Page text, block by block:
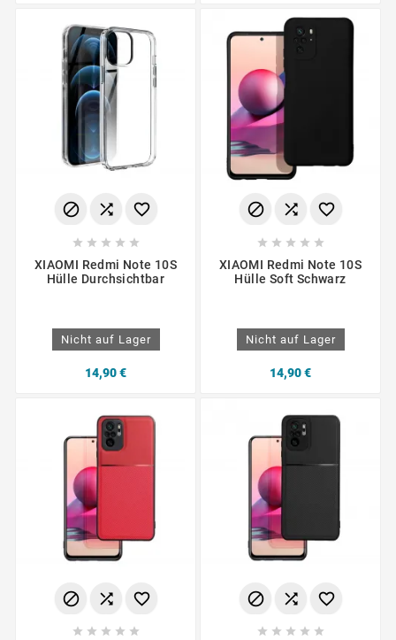
  
    
XIAOMI Redmi Note 10S
Hülle Durchsichtbar
Nicht auf Lager
14,90 €
  
    
XIAOMI Redmi Note 10S
Hülle Soft Schwarz
Nicht auf Lager
14,90 €
  
    
  
    